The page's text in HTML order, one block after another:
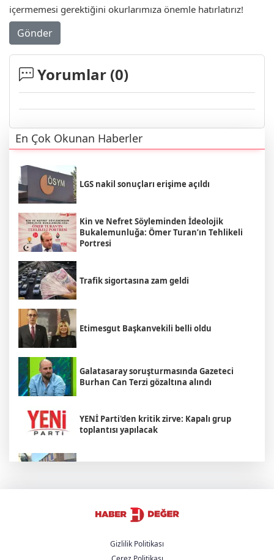
içermemesi gerektiğini okurlarımıza önemle hatırlatırız!
Gönder
Yorumlar (0)
En Çok Okunan Haberler
LGS nakil sonuçları erişime açıldı
Kin ve Nefret Söyleminden İdeolojik
Bukalemunluğa: Ömer Turan’ın Tehlikeli
Portresi
Trafik sigortasına zam geldi
Etimesgut Başkanvekili belli oldu
Galatasaray soruşturmasında Gazeteci
Burhan Can Terzi gözaltına alındı
YENİ Parti'den kritik zirve: Kapalı grup
toplantısı yapılacak
Cemil Tugay AK Parti'ye mi katılacak?
Gizlilik Politikası